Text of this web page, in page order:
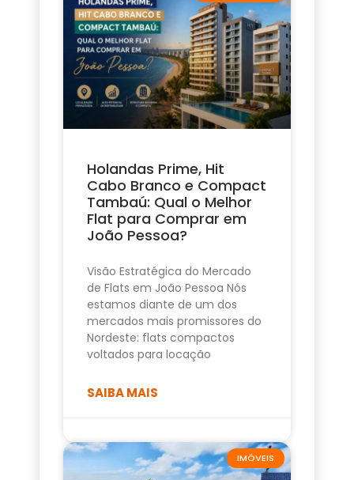
Holandas Prime, Hit
Cabo Branco e Compact
Tambaú: Qual o Melhor
Flat para Comprar em
João Pessoa?
Visão Estratégica do Mercado
de Flats em João Pessoa Nós
estamos diante de um dos
mercados mais promissores do
Nordeste: flats compactos
voltados para locação
SAIBA MAIS
IMÓVEIS